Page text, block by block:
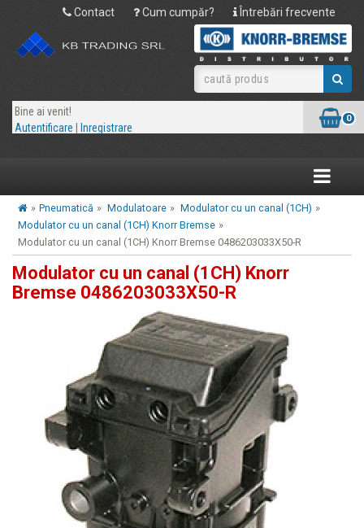
Contact Cum cumpăr? Întrebări frecvente
Bine ai venit!
Autentificare
Inregistrare
0
Toggle
» Pneumatică » Modulatoare » Modulator cu un canal (1CH) »
Modulator cu un canal (1CH) Knorr Bremse »
Modulator cu un canal (1CH) Knorr Bremse 0486203033X50-R
Modulator cu un canal (1CH) Knorr
Bremse 0486203033X50-R